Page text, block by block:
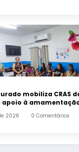
mobiliza CRAS
apoio à
2026 0 Comentários